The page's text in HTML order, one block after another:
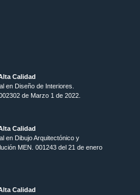
Calidad
en Diseño de Interiores.
de Marzo 1 de 2022.
Calidad
en Dibujo Arquitectónico y
MEN. 001243 del 21 de enero
Calidad